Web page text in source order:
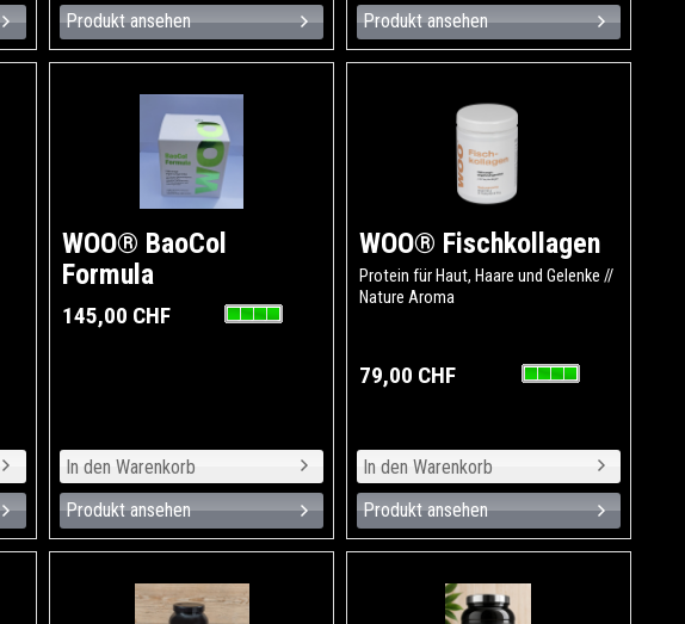
Produkt ansehen Produkt ansehen
WOO® BaoCol
Formula
145,00 CHF
Produkt ansehen
WOO® Fischkollagen
Protein für Haut, Haare und Gelenke //
Nature Aroma
79,00 CHF
Produkt ansehen